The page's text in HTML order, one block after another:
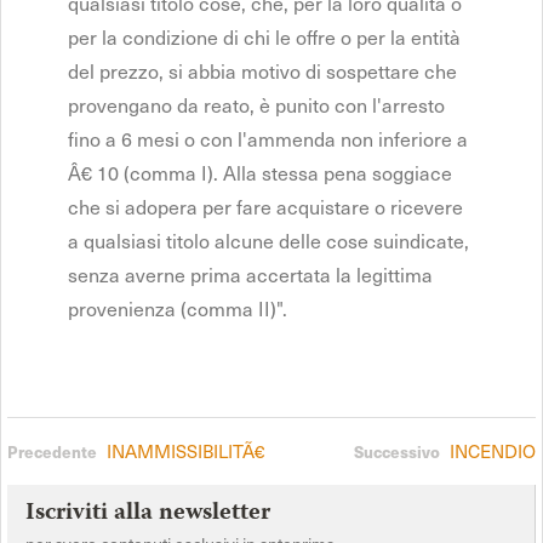
per la condizione di chi le offre o per la entità
del prezzo, si abbia motivo di sospettare che
provengano da reato, è punito con l'arresto
fino a 6 mesi o con l'ammenda non inferiore a
Â€ 10 (comma I). Alla stessa pena soggiace
che si adopera per fare acquistare o ricevere
a qualsiasi titolo alcune delle cose suindicate,
senza averne prima accertata la legittima
provenienza (comma II)".
Precedente INAMMISSIBILITÃ€ Successivo INCENDIO
Iscriviti alla newsletter